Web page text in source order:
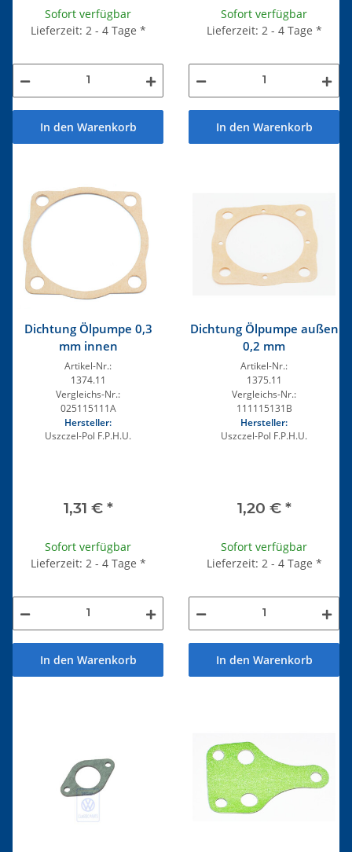
Sofort verfügbar
Lieferzeit: 2 - 4 Tage *
In den Warenkorb
Sofort verfügbar
Lieferzeit: 2 - 4 Tage *
In den Warenkorb
Dichtung Ölpumpe 0,3
mm innen
Artikel-Nr.:
1374.11
Vergleichs-Nr.:
025115111A
Hersteller:
Uszczel-Pol F.P.H.U.
1,31 € *
Sofort verfügbar
Lieferzeit: 2 - 4 Tage *
In den Warenkorb
Dichtung Ölpumpe außen
0,2 mm
Artikel-Nr.:
1375.11
Vergleichs-Nr.:
111115131B
Hersteller:
Uszczel-Pol F.P.H.U.
1,20 € *
Sofort verfügbar
Lieferzeit: 2 - 4 Tage *
In den Warenkorb